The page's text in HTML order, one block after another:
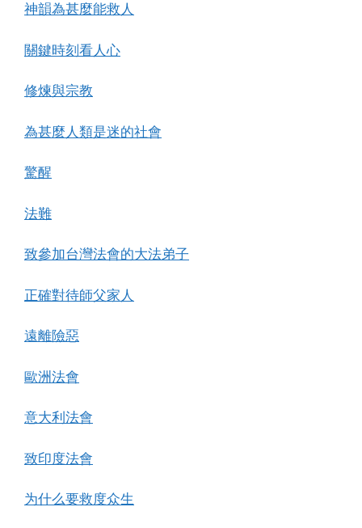
神韻為甚麼能救人
關鍵時刻看人心
修煉與宗教
為甚麼人類是迷的社會
驚醒
法難
致參加台灣法會的大法弟子
正確對待師父家人
遠離險惡
歐洲法會
意大利法會
致印度法會
为什么要救度众生